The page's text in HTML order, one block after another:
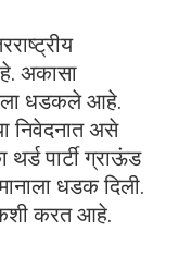
अकासा
धडकले आहे.
निवेदनात असे
पार्टी ग्राऊंड
धडक दिली.
करत आहे.